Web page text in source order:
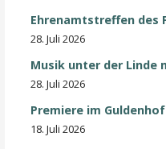
Ehrenamtstreffen des
28. Juli 2026
Musik unter der Linde
28. Juli 2026
Premiere im
18. Juli 2026